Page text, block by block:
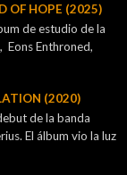
OF HOPE (2025)
de estudio de la
Eons Enthroned,
(2020)
de la banda
El álbum vio la luz